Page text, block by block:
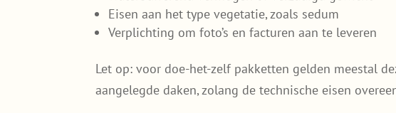
Eisen aan het type vegetatie, zoals sedum
Verplichting om foto’s en facturen aan te leveren
Let op: voor doe-het-zelf pakketten gelden meestal
aangelegde daken, zolang de technische eisen